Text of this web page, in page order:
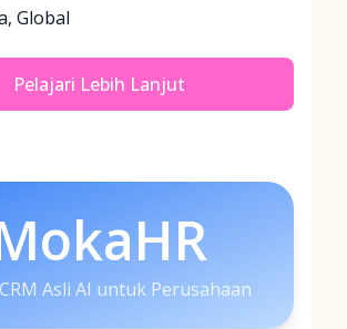
Global
Pelajari Lebih Lanjut
Asli AI untuk Perusahaan